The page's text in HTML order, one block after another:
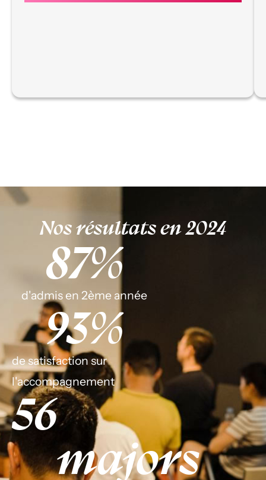
Nos résultats en 2024
d'admis en 2ème année
87%
de satisfaction sur
l'accompagnement
93%
56
majors